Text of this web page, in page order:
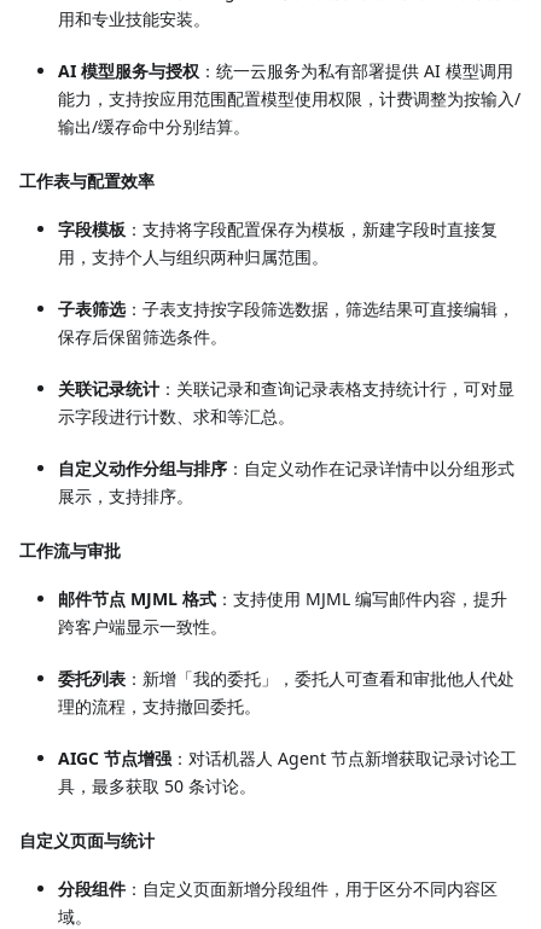
用和专业技能安装。
AI 模型服务与授权 ：统一云服务为私有部署提供 AI 模型调用
能力，支持按应用范围配置模型使用权限，计费调整为按输入/
输出/缓存命中分别结算。
工作表与配置效率
字段模板 ：支持将字段配置保存为模板，新建字段时直接复
用，支持个人与组织两种归属范围。
子表筛选：子表支持按字段筛选数据，筛选结果可直接编辑，
保存后保留筛选条件。
关联记录统计 ：关联记录和查询记录表格支持统计行，可对显
示字段进行计数、求和等汇总。
自定义动作分组与排序 ：自定义动作在记录详情中以分组形式
展示，支持排序。
工作流与审批
邮件节点 MJML 格式 ：支持使用 MJML 编写邮件内容，提升
跨客户端显示一致性。
委托列表 ：新增「我的委托」，委托人可查看和审批他人代处
理的流程，支持撤回委托。
AIGC 节点增强 ：对话机器人 Agent 节点新增获取记录讨论工
具，最多获取 50 条讨论。
自定义页面与统计
分段组件 ：自定义页面新增分段组件，用于区分不同内容区
域。